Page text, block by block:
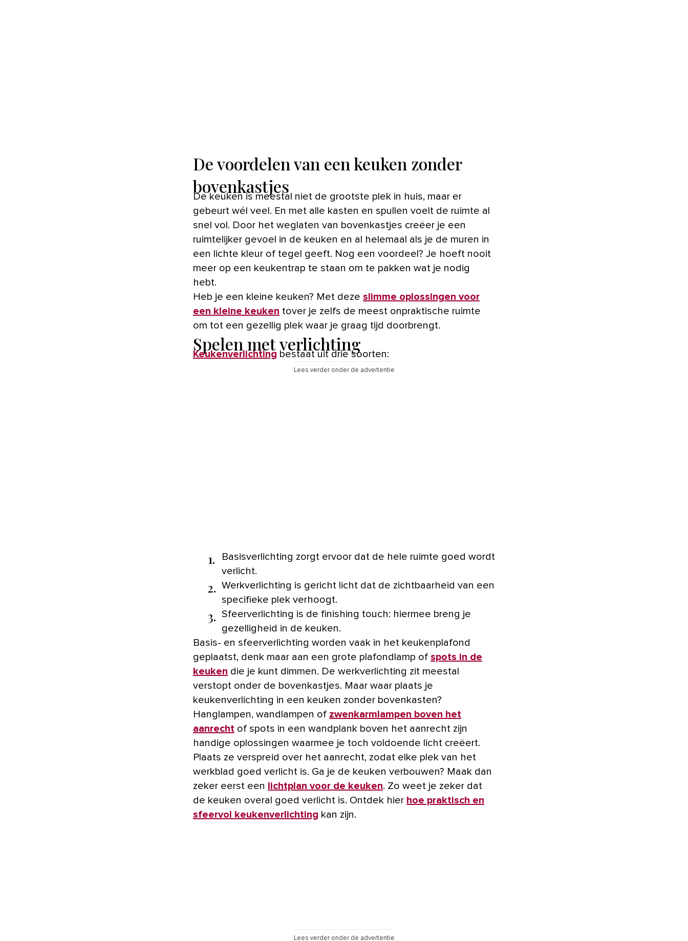
De voordelen van een keuken zonder
bovenkastjes
De keuken is meestal niet de grootste plek in huis, maar er
gebeurt wél veel. En met alle kasten en spullen voelt de ruimte al
snel vol. Door het weglaten van bovenkastjes creëer je een
ruimtelijker gevoel in de keuken en al helemaal als je de muren in
een lichte kleur of tegel geeft. Nog een voordeel? Je hoeft nooit
meer op een keukentrap te staan om te pakken wat je nodig
hebt.
Heb je een kleine keuken? Met deze slimme oplossingen voor
een kleine keuken tover je zelfs de meest onpraktische ruimte
om tot een gezellig plek waar je graag tijd doorbrengt.
Spelen met verlichting
Keukenverlichting bestaat uit drie soorten:
Lees verder onder de advertentie
1.
Basisverlichting zorgt ervoor dat de hele ruimte goed wordt
verlicht.
2. Werkverlichting is gericht licht dat de zichtbaarheid van een
specifieke plek verhoogt.
3. Sfeerverlichting is de finishing touch: hiermee breng je
gezelligheid in de keuken.
Basis- en sfeerverlichting worden vaak in het keukenplafond
geplaatst, denk maar aan een grote plafondlamp of spots in de
keuken die je kunt dimmen. De werkverlichting zit meestal
verstopt onder de bovenkastjes. Maar waar plaats je
keukenverlichting in een keuken zonder bovenkasten?
Hanglampen, wandlampen of zwenkarmlampen boven het
aanrecht of spots in een wandplank boven het aanrecht zijn
handige oplossingen waarmee je toch voldoende licht creëert.
Plaats ze verspreid over het aanrecht, zodat elke plek van het
werkblad goed verlicht is. Ga je de keuken verbouwen? Maak dan
zeker eerst een lichtplan voor de keuken. Zo weet je zeker dat
de keuken overal goed verlicht is. Ontdek hier hoe praktisch en
sfeervol keukenverlichting kan zijn.
Lees verder onder de advertentie